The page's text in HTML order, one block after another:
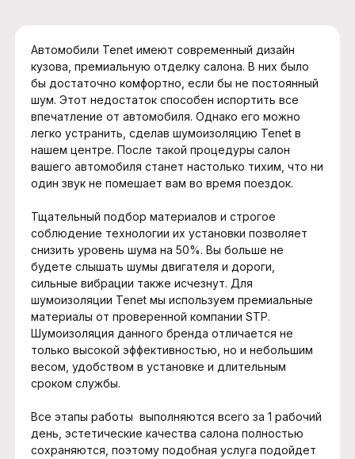
Автомобили Tenet имеют современный дизайн
кузова, премиальную отделку салона. В них было
бы достаточно комфортно, если бы не постоянный
шум. Этот недостаток способен испортить все
впечатление от автомобиля. Однако его можно
легко устранить, сделав шумоизоляцию Tenet в
нашем центре. После такой процедуры салон
вашего автомобиля станет настолько тихим, что ни
один звук не помешает вам во время поездок.
Тщательный подбор материалов и строгое
соблюдение технологии их установки позволяет
снизить уровень шума на 50%. Вы больше не
будете слышать шумы двигателя и дороги,
сильные вибрации также исчезнут. Для
шумоизоляции Tenet мы используем премиальные
материалы от проверенной компании STP.
Шумоизоляция данного бренда отличается не
только высокой эффективностью, но и небольшим
весом, удобством в установке и длительным
сроком службы.
Все этапы работы выполняются всего за 1 рабочий
день, эстетические качества салона полностью
сохраняются, поэтому подобная услуга подойдет